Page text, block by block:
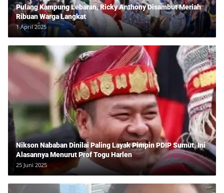
Pulang Kampung Lebaran, Ricky Anthony Disambut Meriah
Ribuan Warga Langkat
1 April 2025
Nikson Nababan Dinilai Paling Layak Pimpin PDIP Sumut, Ini
Alasannya Menurut Prof Togu Harlen
25 Juni 2025